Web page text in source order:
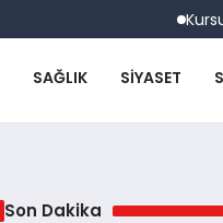
Kursu
SAĞLIK SIYASET
Son Dakika